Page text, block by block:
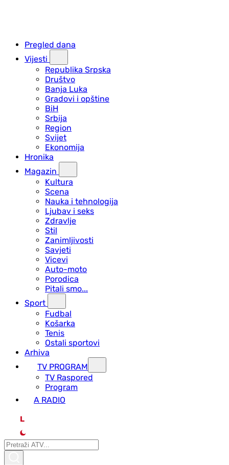
Pregled dana
Vijesti
Republika Srpska
Društvo
Banja Luka
Gradovi i opštine
BiH
Srbija
Region
Svijet
Ekonomija
Hronika
Magazin
Kultura
Scena
Nauka i tehnologija
Ljubav i seks
Zdravlje
Stil
Zanimljivosti
Savjeti
Vicevi
Auto-moto
Porodica
Pitali smo...
Sport
Fudbal
Košarka
Tenis
Ostali sportovi
Arhiva
TV PROGRAM
ТV Raspored
Program
A RADIO
L